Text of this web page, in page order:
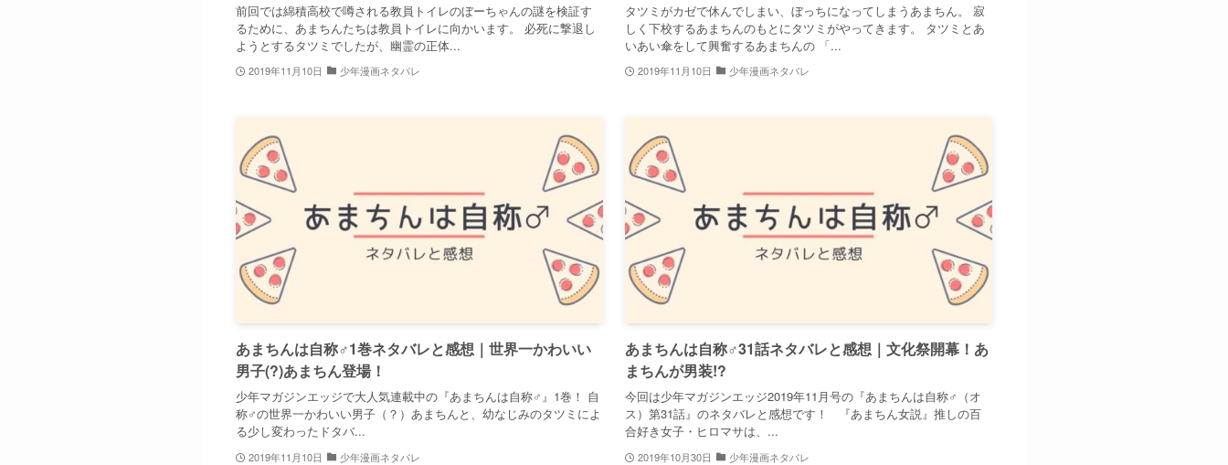
前回では綿積高校で噂される教員トイレのぼーちゃんの謎を検証す
るために、あまちんたちは教員トイレに向かいます。 必死に撃退し
ようとするタツミでしたが、幽霊の正体...
2019年11月10日 少年漫画ネタバレ
タツミがカゼで休んでしまい、ぼっちになってしまうあまちん。 寂
しく下校するあまちんのもとにタツミがやってきます。 タツミとあ
いあい傘をして興奮するあまちんの 「...
2019年11月10日 少年漫画ネタバレ
あまちんは自称♂1巻ネタバレと感想｜世界一かわいい
男子(?)あまちん登場！
少年マガジンエッジで大人気連載中の『あまちんは自称♂』1巻！ 自
称♂の世界一かわいい男子（？）あまちんと、幼なじみのタツミによ
る少し変わったドタバ...
2019年11月10日 少年漫画ネタバレ
あまちんは自称♂31話ネタバレと感想｜文化祭開幕！あ
まちんが男装!?
今回は少年マガジンエッジ2019年11月号の『あまちんは自称♂（オ
ス）第31話』のネタバレと感想です！ 『あまちん女説』推しの百
合好き女子・ヒロマサは、...
2019年10月30日 少年漫画ネタバレ